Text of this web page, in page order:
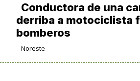
Conductora de una
derriba a motociclista
bomberos
Noreste